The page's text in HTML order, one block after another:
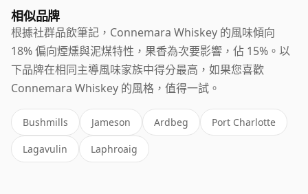
相似品牌
根據社群品飲筆記，Connemara Whiskey 的風味傾向
18% 偏向煙燻與泥煤特性，果香為次要影響，佔 15%。以
下品牌在相同主導風味家族中得分最高，如果您喜歡
Connemara Whiskey 的風格，值得一試。
Bushmills Jameson Ardbeg Port Charlotte
Lagavulin Laphroaig